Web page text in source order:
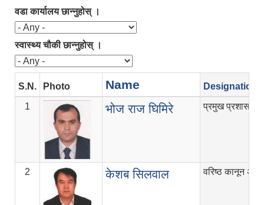
वडा कार्यालय छान्नुहोस् ।
स्वास्थ्य चौकी छान्नुहोस् ।
S.N. Photo Name
Designation
1
भोज राज घिमिरे प्रमुख
2 केशब सिलवाल वरिष्ठ कानून